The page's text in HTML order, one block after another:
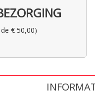
€ 50,00)